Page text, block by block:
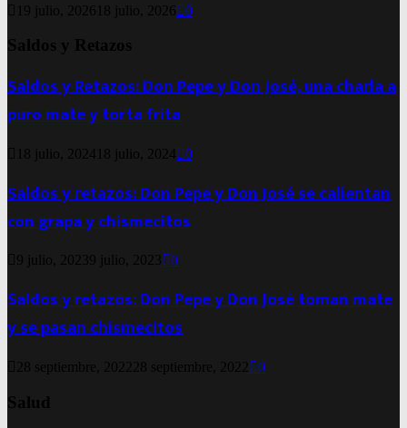
19 julio, 2026 18 julio, 2026 0
Saldos y Retazos
Saldos y Retazos: Don Pepe y Don José, una charla a
puro mate y torta frita
18 julio, 2024 18 julio, 2024 0
Saldos y retazos: Don Pepe y Don José se calientan
con grapa y chismecitos
9 julio, 20239 julio, 2023 0
Saldos y retazos: Don Pepe y Don José toman mate
y se pasan chismecitos
28 septiembre, 2022 28 septiembre, 2022 0
Salud